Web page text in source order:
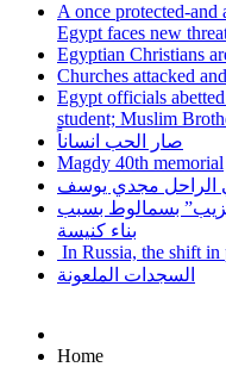
A once protected-
Egypt faces new
Egyptian Christians
Churches attacked
Egypt officials
student; Muslim
صار الحب انساناً
Magdy 40th memorial
الراحل مجدي يوسف
بسمالوط بسبب
بناء كنيسة
In Russia, the shift
السجدات الملعونة
Home